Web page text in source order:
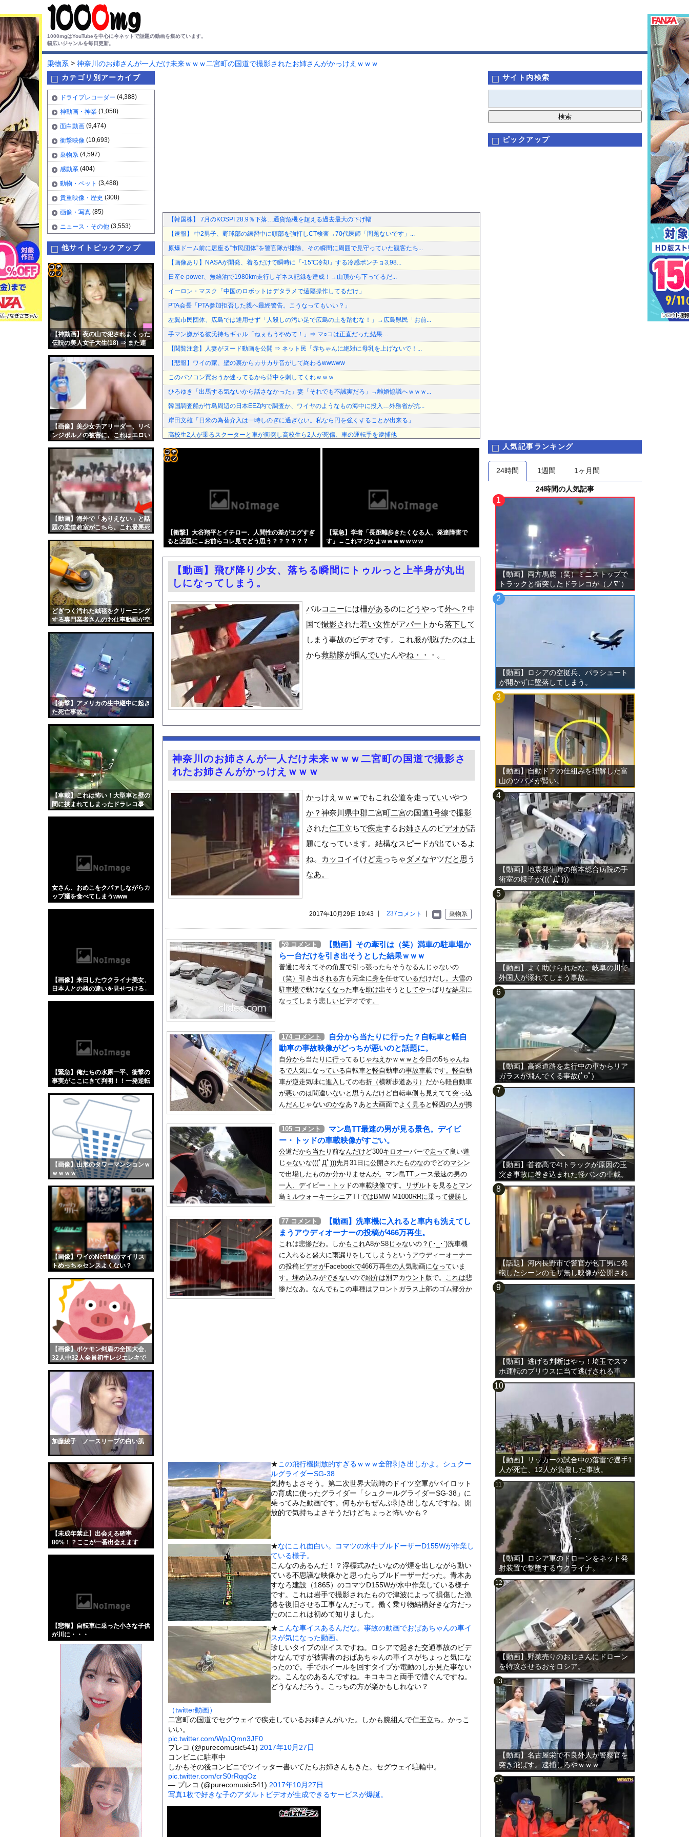
1000mgはYouTubeを中心に今ネットで話題の動画を集めています。
幅広いジャンルを毎日更新。
乗物系 > 神奈川のお姉さんが一人だけ未来ｗｗｗ二宮町の国道で撮影されたお姉さんがかっけえｗｗｗ
カテゴリ別アーカイブ
ドライブレコーダー (4,388)
神動画・神業 (1,058)
面白動画 (9,474)
衝撃映像 (10,693)
乗物系 (4,597)
感動系 (404)
動物・ペット (3,488)
貴重映像・歴史 (308)
画像・写真 (85)
ニュース・その他 (3,553)
他サイトピックアップ
【神動画】夜の山で犯されまくった
伝説の美人女子大生(18) ⇒ また連
【画像】美少女チアリーダー、リベ
ンジポルノの被害に。これはエロい
【動画】海外で「ありえない」と話
題の柔道教室がこちら。これ最悪死
どぎつく汚れた絨毯をクリーニング
する専門業者さんのお仕事動画が空
【衝撃】アメリカの生中継中に起き
た死亡事故。
【車載】これは怖い！大型車と壁の
間に挟まれてしまったドラレコ事
女さん、おめこをクパァしながらカ
ップ麺を食べてしまうwww
【画像】来日したウクライナ美女、
日本人との格の違いを見せつける←
【緊急】俺たちの水原一平、衝撃の
事実がここにきて判明！！一発逆転
【画像】山形のタワーマンションｗ
ｗｗｗｗ
【画像】ワイのNetflixのマイリス
トめっちゃセンスよくない？
【画像】ポケモン剣盾の全国大会、
32人中32人全員初手レジエレキで
加藤綾子 ノースリーブの白い肌
【未成年禁止】出会える確率
80%！？ここが一番出会えます
【悲報】自転車に乗った小さな子供
が川に・・・
コテ
リン
定リ
ンク
自動
更新
ツー
【韓国株】 7月のKOSPI 28.9％下落…通貨危機を超える過去最大の下げ幅
【速報】 中2男子、野球部の練習中に頭部を強打しCT検査→70代医師「問題ないです」...
原爆ドーム前に居座る”市民団体”を警官隊が排除、その瞬間に周囲で見守っていた観客たち...
【画像あり】NASAが開発、着るだけで瞬時に「-15℃冷却」する冷感ポンチョ3,98...
日産e-power、無給油で1980km走行しギネス記録を達成！→山頂から下ってるだ...
イーロン・マスク「中国のロボットはデタラメで遠隔操作してるだけ」
PTA会長「PTA参加拒否した親へ最終警告。こうなってもいい？」
左翼市民団体、広島では通用せず「人殺しの汚い足で広島の土を踏むな！」→広島県民「お前...
手マン嫌がる彼氏持ちギャル「ねぇもうやめて！」⇒ マ○コは正直だった結果…
【閲覧注意】人妻がヌード動画を公開 ⇒ ネット民「赤ちゃんに絶対に母乳を上げないで！...
【悲報】ワイの家、壁の裏からカサカサ音がして終わるwwwww
このパソコン買おうか迷ってるから背中を刺してくれｗｗｗ
ひろゆき「出馬する気ないから話さなかった」妻「それでも不誠実だろ」→離婚協議へｗｗｗ...
韓国調査船が竹島周辺の日本EEZ内で調査か、ワイヤのようなもの海中に投入…外務省が抗...
岸田文雄「日米の為替介入は一時しのぎに過ぎない。私なら円を強くすることが出来る」
高校生2人が乗るスクーターと車が衝突し高校生ら2人が死傷、車の運転手を逮捕他
エロ漫画『八尺耽溺奇談』をrawやhitomiを使わずに無料で読む方法│歯車
【画像】原爆資料館でPTSDになる子供が増加。記憶の継承が危ぶまれる事態に
「平和を願う女子児童を警察が取り押さえて移動させた」と市民団体が告発、「児童……どこ...
ホームレスの数、20年ちょいで90％減少・・・・・
中国製自動車、不具合によりドアが勝手に開いてしまう件
井上晴美、乳首ヘアヌードや濡れ場おっぱいがエロ過ぎる！人生最後のラスト写真集、最高！...
中国人の子供が溺れ、周りに助けを乞う父親と、スマホを向けてインプレ稼ぎの見物人
フェラーリを手がけたピニンファリーナ、日本の鉄道初デザイン。南海電鉄が新たな空港特急...
今日撮れたK大学文〇学部JD1年のフェラシーンがコチラ
お前らがメイドイン韓国で認めてるもの 「キムチ」あと3つは？
中国「大洪水！」三峡ダム「9門開放！（全力放流」中国都市「三峡沿線の道路水没」中国政...
職場の人妻と不倫をして、ついに、、、
韓国国会、サッカー前代表監督を追及「なぜ負けたのか」
日本旅行キャンセルすべきか…1万年ぶり史上最大級の火山の兆し＝韓国の反応
うちのネコが目の前にいた。私が上に物を投げるフリをする → 猫はこうなります…
【画像】森高千里(55) 「ミニスカートはとてもムリよ若い子には負けるわ」←ワイらに...
【画像】つるの剛士「キムタクを模写した」ﾊﾟｼｬｯｗｗｗｗｗｗｗｗｗ
女性インフルエンサー「20歳でアルファード一括で買えちゃう私って素敵」→画像にアレが...
友廣南実アナ 海に落ちてパンツが透けてしまうハプニング！！【GIF動画あり】
道の駅に野菜や果物出荷してるんやけど「こういうの欲しい」とかある？
井上晴美、乳首ヘアヌードや濡れ場おっぱいがエロ過ぎる！人生最後のラスト写真集、最高！...
【画像】ネギに豚バラを巻いて焼いただけの料理、なぜかグロいｗｗｗｗｗ
天下一品とかいう定期的に行っては「こんなもんか…」ってなるラーメン屋wwwwwww
【ディズニー】高級ホテルでお馴染みのホテルミラコスタさん 値上げして改悪していたこと...
【動画】移民受け入れ派のパヨおば、自分の家に来られたら全力で拒否るｗｗｗｗｗｗｗｗｗ...
グラドル後藤まつりと至近距離でイチャイチャできる新作イメビが出たぞ！
『悪役令嬢転生おじさん』6話感想 モブ令嬢に絡まれるアンナ！
【Xの車窓から】オービスかと思ったら野生の炊飯器で草 ほか
【衝撃】「かわいい虫」ランキング、ついに発表される
「被告はモンスター」元ジャンポケ斉藤慎二被告に懲役７年求刑でほぼ実刑確実？弁護側の主...
伊Autosprint誌：ニューエイ代表渾身のアストンマーチンAMR26を改善に導い...
本田望結、お○ぱいがでかすぎて浴衣を突き破ってしまう…
ラブライブ！の犬、だいたい老犬
男をゲイ化させる3代アイテム、水筒、日傘
海外「”京都の鳥”は良いぞ」小規模だけどお勧めな日本の観光名所／お店に対する海外の反...
好きな女の子から預かったHDDの中から、とんでもないモノを発見してしまった
【動画】両方馬鹿（笑）ミニストップでトラックと衝突したドラレコが（ノ∇`）
【速報】山崎怜奈さん、旦那不在のままヤることやって妊娠
【動画】ロシア軍のドローンをネット発射装置で撃墜するウクライナ。
及川光博さん（56）結婚
【にじさんじ】ソフィ「８８８
ぞろ目ってなんか嬉しくなるよね！！」他
【画像】TBS若手女子アナのJK時代のセーラー服姿ｗ
猫の攻防戦【再】
ショートスリーパー、誹謗中傷を受けて突然泣き出すwwwwwwwwwwwwwwwww
【画像】おまえらくんの机がこの女の子の椅子にされてたらｗｗｗ
【画像】この女優さん、可愛すぎる
【朗報】齋藤飛鳥、前屈みで完全に見えてる動画が拡散されてしまう…
海外「日本よ、お前がナンバーワンだ」 熊本地震直後の日本の対応のスピードに世界が衝撃
勇気を出して白人美女にチン凸したアジア人短小男
、爆笑されてしまうｗｗｗ
10年もの間浮気してた嫁。まさかと思い長男のDNA鑑定をするがいいな？と問うと、元嫁...
ウクライナ侵攻以降、ロシア軍兵士のHIV感染が2000％急増…ウクライナメディア！
【配信者】「金バエ」のSNS更新が1週間途絶え、様々な憶測が飛び交う。1週間ぶりの投...
【画像】女の子「危機管理フォーーーーム！！！」
【画像】温泉美女さん、濡れタオルでお尻の形が透けてしまう
かわいい彼女のために美味しい料理を用意した。部屋まで持って行く → この仕打ちです…
【動画】ヒョウ2頭が木に登って激しい戦い
道路脇で男性が缶切断していたドラム缶が爆発
【黒歴史】こういう昔の大学ヤリサーの流出エロ動画（顔出し）が一番抜ける
韓国人「安貞桓が韓国代表に激怒！『惨憺たる結果、徹底的な刷新が必要だ』と監督や協会を...
ケンタッキーとか言う唐揚げ屋ｗｗｗｗｗ
【画像】このAVが性癖ブッ刺さりで精子ドクドク作られるわｗｗｗｗ
【悲報】味噌ラーメンで行列、出来ない
【中国】男の子が爆竹に点火 マンホールが爆発しふた吹き飛ぶ
【画像】伊藤舞雪とかいうＡＶ女優ｗｗｗｗｗｗｗｗｗｗw
【緊急】肛門にスティックのり入れたけど出てこないの！！
【動画】DJI Neo2で釣りの自撮りをしようとした男の悲劇（ノ∇`）
Powered by livedoor 相互RSS
このページは1000mg が管理しています。 RSS設定 更新順130件まで。それ以降の古いものは表
示されません。
【衝撃】大谷翔平とイチロー、人間性の差がエグすぎ
ると話題に←お前らコレ見てどう思う？？？？？？
【緊急】学者「長距離歩きたくなる人、発達障害で
す」←これマジかよw w w w w w w
自動
更新
【動画】飛び降り少女、落ちる瞬間にトゥルっと上半身が丸出
しになってしまう。
バルコニーには柵があるのにどうやって外へ？中
国で撮影された若い女性がアパートから落下して
しまう事故のビデオです。これ服が脱げたのは上
から救助隊が掴んでいたんやね・・・。
神奈川のお姉さんが一人だけ未来ｗｗｗ二宮町の国道で撮影さ
れたお姉さんがかっけえｗｗｗ
かっけえｗｗｗでもこれ公道を走っていいやつ
か？神奈川県中郡二宮町二宮の国道1号線で撮影
された仁王立ちで疾走するお姉さんのビデオが話
題になっています。結構なスピードが出ているよ
ね。カッコイイけど走っちゃダメなヤツだと思う
なあ。
乗物系
237コメント
2017年10月29日 19:43 ┃
59 コメント
【動画】その牽引は（笑）満車の駐車場か
ら一台だけを引き出そうとした結果ｗｗｗ
普通に考えてその角度で引っ張ったらそうなるんじゃないの
（笑）引き出される方も完全に身を任せているだけだし。大雪の
駐車場で動けなくなった車を助け出そうとしてやっぱりな結果に
なってしまう悲しいビデオです。
174 コメント
自分から当たりに行った？自転車と軽自
動車の事故映像がどっちが悪いのと話題に。
自分から当たりに行ってるじゃねえかｗｗｗと今日の5ちゃんね
るで人気になっている自転車と軽自動車の事故車載です。軽自動
車が逆走気味に進入しての右折（横断歩道あり）だから軽自動車
が悪いのは間違いないと思うんだけど自転車側も見えてて突っ込
んだんじゃないのかなあ？あと大画面でよく見ると軽四の人が携
105 コメント
マン島TT最速の男が見る景色。デイビ
ー・トッドの車載映像がすごい。
公道だから当たり前なんだけど300キロオーバーで走って良い道
じゃないな(((ﾟДﾟ)))先月31日に公開されたものなのでどのマシン
で出場したものか分かりませんが。マン島TTレース最速の男の
一人、デイビー・トッドの車載映像です。リザルトを見るとマン
島ミルウォーキーシニアTTではBMW M1000RRに乗って優勝し
77 コメント
【動画】洗車機に入れると車内も洗えてし
まうアウディオーナーの投稿が466万再生。
これは悲惨だわ。しかもこれA8かS8じゃないの？(´･_･`)洗車機
に入れると盛大に雨漏りをしてしまうというアウディーオーナー
の投稿ビデオがFacebookで466万再生の人気動画になっていま
す。埋め込みができないので紹介は別アカウント版で。これは悲
惨だなあ。なんでもこの車種はフロントガラス上部のゴム部分か
★この飛行機開放的すぎるｗｗｗ全部剥き出しかよ。シュクー
ルグライダーSG-38
気持ちよさそう。第二次世界大戦時のドイツ空軍がパイロット
の育成に使ったグライダー「シュクールグライダーSG-38」に
乗ってみた動画です。何もかもぜんぶ剥き出しなんですね。開
放的で気持ちよさそうだけどちょっと怖いかも？
★なにこれ面白い。コマツの水中ブルドーザーD155Wが作業し
ている様子。
こんなのあるんだ！？浮標式みたいなのが煙を出しながら動い
ている不思議な映像かと思ったらブルドーザーだった。青木あ
すなろ建設（1865）のコマツD155Wが水中作業している様子
です。これは岩手で撮影されたもので津波によって損傷した漁
港を復旧させる工事なんだって。働く乗り物結構好きな方だっ
たのにこれは初めて知りました。
★こんな車イスあるんだな。事故の動画でおばあちゃんの車イ
スが気になった動画。
珍しいタイプの車イスですね。ロシアで起きた交通事故のビデ
オなんですが被害者のおばあちゃんの車イスがちょっと気にな
ったので。手でホイールを回すタイプか電動のしか見た事ない
わ。こんなのあるんですね。キコキコと両手で漕ぐんですね。
どうなんだろう。こっちの方が楽かもしれない？
（twitter動画）
二宮町の国道でセグウェイで疾走しているお姉さんがいた。しかも腕組んで仁王立ち。かっこ
いい。
pic.twitter.com/WpJQmn3JF0
プレコ (@purecomusic541) 2017年10月27日
コンビニに駐車中
しかもその後コンビニでツイッター書いてたらお姉さんもきた。セグウェイ駐輪中。
pic.twitter.com/crS0rRqqOz
— プレコ (@purecomusic541) 2017年10月27日
写真1枚で好きな子のアダルトビデオが生成できるサービスが爆誕。
サイト内検索
ピックアップ
人気記事ランキング
24時間 1週間 1ヶ月間
24時間の人気記事
【動画】両方馬鹿（笑）ミニストップで
トラックと衝突したドラレコが（ノ∇`）
【動画】ロシアの空挺兵、パラシュート
が開かずに墜落してしまう。
【動画】自動ドアの仕組みを理解した富
山のツバメが賢い。
【動画】地震発生時の熊本総合病院の手
術室の様子が(((ﾟДﾟ)))
【動画】よく助けられたな。岐阜の川で
外国人が溺れてしまう事故。
【動画】高速道路を走行中の車からリア
ガラスが飛んでくる事故(ﾟoﾟ)
【動画】首都高で4tトラックが原因の玉
突き事故に巻き込まれた軽バンの車載。
【話題】河内長野市で警官が包丁男に発
砲したシーンのモザ無し映像が公開され
る。
【動画】逃げる判断はやっ！埼玉でスマ
ホ運転のプリウスに当て逃げされる車
載。
【動画】サッカーの試合中の落雷で選手1
人が死亡、12人が負傷した事故。
【動画】ロシア軍のドローンをネット発
射装置で撃墜するウクライナ。
【動画】野菜売りのおじさんにドローン
を特攻させるおそロシア。
【動画】名古屋栄で不良外人が警察官を
突き飛ばす。逮捕しろやｗｗｗ